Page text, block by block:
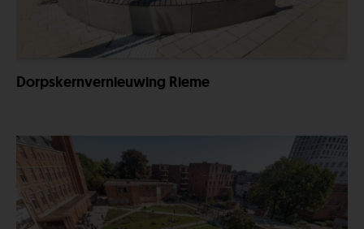
Dorpskernvernieuwing Rieme